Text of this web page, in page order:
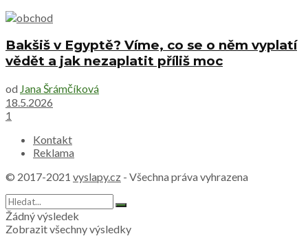
Bakšiš v Egyptě? Víme, co se o něm vyplatí
vědět a jak nezaplatit příliš moc
od Jana Šrámčíková
18.5.2026
1
Kontakt
Reklama
© 2017-2021 vyslapy.cz - Všechna práva vyhrazena
Žádný výsledek
Zobrazit všechny výsledky